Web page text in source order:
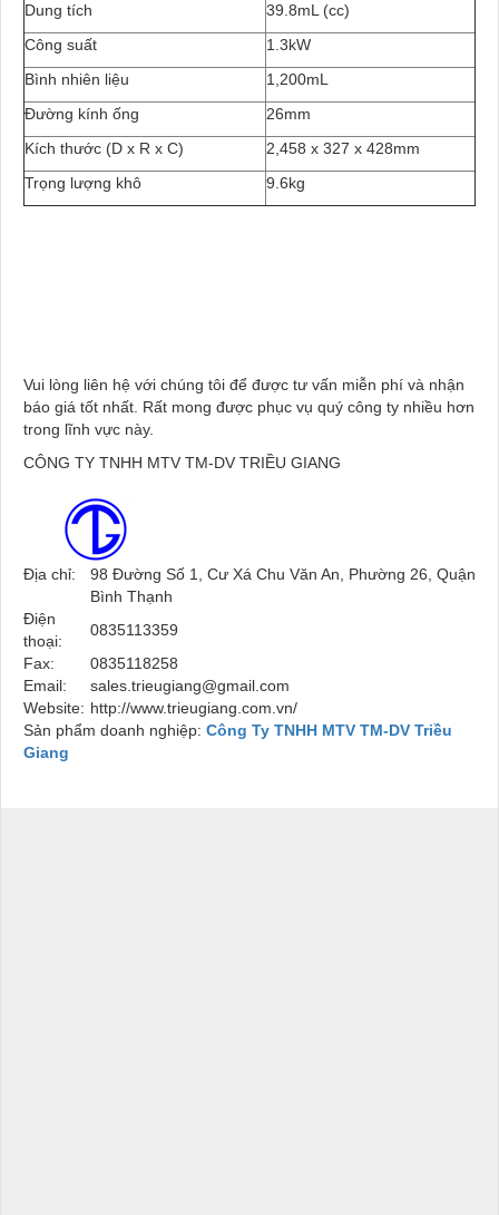
Dung tích
39.8mL (cc)
Công suất
1.3kW
Bình nhiên liệu
1,200mL
Đường kính ống
26mm
Kích thước (D x R x C)
2,458 x 327 x 428mm
Trọng lượng khô
9.6kg
Vui lòng liên hệ với chúng tôi để được tư vấn miễn phí và nhận
báo giá tốt nhất. Rất mong được phục vụ quý công ty nhiều hơn
trong lĩnh vực này.
CÔNG TY TNHH MTV TM-DV TRIỀU GIANG
Địa chỉ:
98 Đường Số 1, Cư Xá Chu Văn An, Phường 26, Quận
Bình Thạnh
Điện
thoại:
0835113359
Fax:
0835118258
Email:
sales.trieugiang@gmail.com
Website: http://www.trieugiang.com.vn/
Sản phẩm doanh nghiệp: Công Ty TNHH MTV TM-DV Triều
Giang